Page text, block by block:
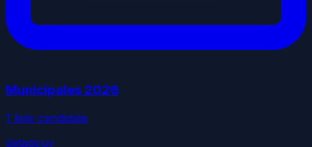
Municipales 2026
1 liste candidate
datagouv